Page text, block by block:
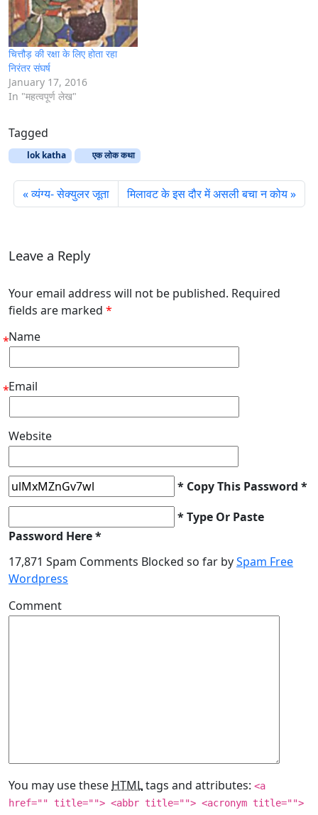
चित्तौड़ की रक्षा के लिए होता रहा
निरंतर संघर्ष
January 17, 2016
In "महत्वपूर्ण लेख"
Tagged
lok katha एक लोक कथा
व्यंग्य- सेक्युलर जूता मिलावट के इस दौर में असली बचा न कोय
Leave a Reply
Your email address will not be published. Required
fields are marked *
Name
*
Email
*
Website
* Copy This Password *
* Type Or Paste
Password Here *
17,871 Spam Comments Blocked so far bySpam Free
Wordpress
Comment
You may use these HTMLtags and attributes: <a
href="" title=""> <abbr title=""> <acronym title="">